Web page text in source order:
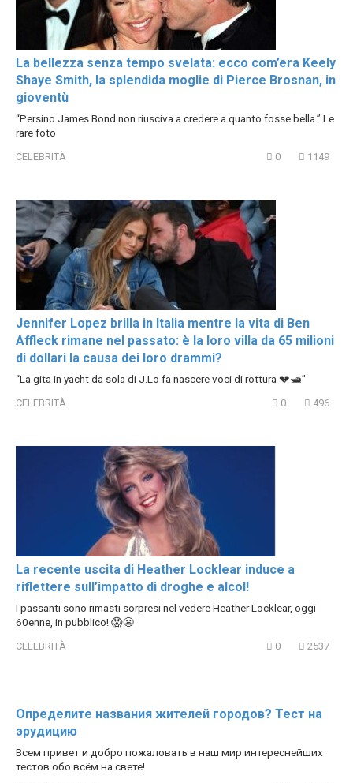
La bellezza senza tempo svelata: ecco com’era Keely
Shaye Smith, la splendida moglie di Pierce Brosnan, in
gioventù
“Persino James Bond non riusciva a credere a quanto fosse bella.” Le
rare foto
CELEBRITÀ 0 1149
Jennifer Lopez brilla in Italia mentre la vita di Ben
Affleck rimane nel passato: è la loro villa da 65 milioni
di dollari la causa dei loro drammi?
“La gita in yacht da sola di J.Lo fa nascere voci di rottura 💔🛥️”
CELEBRITÀ 0 496
La recente uscita di Heather Locklear induce a
riflettere sull’impatto di droghe e alcol!
I passanti sono rimasti sorpresi nel vedere Heather Locklear, oggi
60enne, in pubblico! 😱😬
CELEBRITÀ 0 2537
Определите названия жителей городов? Тест на
эрудицию
Всем привет и добро пожаловать в наш мир интереснейших
тестов обо всём на свете!